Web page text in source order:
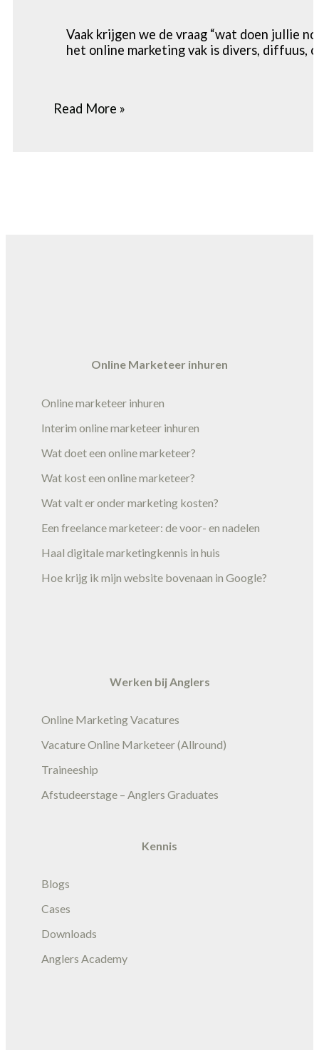
Vaak krijgen we de vraag “wat doen jullie
het online marketing vak is divers, diffuus,
Read More »
Online Marketeer inhuren
Online marketeer inhuren
Interim online marketeer inhuren
Wat doet een online marketeer?
Wat kost een online marketeer?
Wat valt er onder marketing kosten?
Een freelance marketeer: de voor- en nadelen
Haal digitale marketingkennis in huis
Hoe krijg ik mijn website bovenaan in Google?
Werken bij Anglers
Online Marketing Vacatures
Vacature Online Marketeer (Allround)
Traineeship
Afstudeerstage – Anglers Graduates
Kennis
Blogs
Cases
Downloads
Anglers Academy